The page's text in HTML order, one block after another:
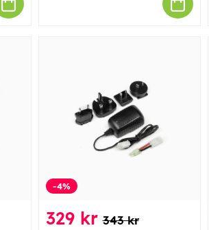
-4%
329 kr 343 kr